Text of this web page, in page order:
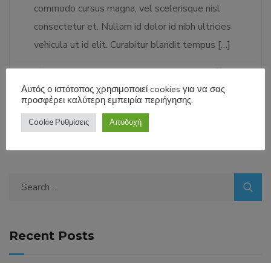
commodo cursus magna, vel scelerisque nisl
consectetur et. Nullam id dolor id nibh ultricies
vehicula ut id elit. Curabitur blandit tempus […]
LEARN MORE 51
Search
Recent Posts
Αυτός ο ιστότοπος χρησιμοποιεί cookies για να σας
προσφέρει καλύτερη εμπειρία περιήγησης.
Cookie Ρυθμίσεις Αποδοχή